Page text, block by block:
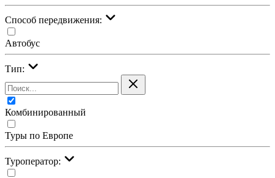
Cпособ передвижения:
Автобус
Тип:
Комбинированный
Туры по Европе
Туроператор: